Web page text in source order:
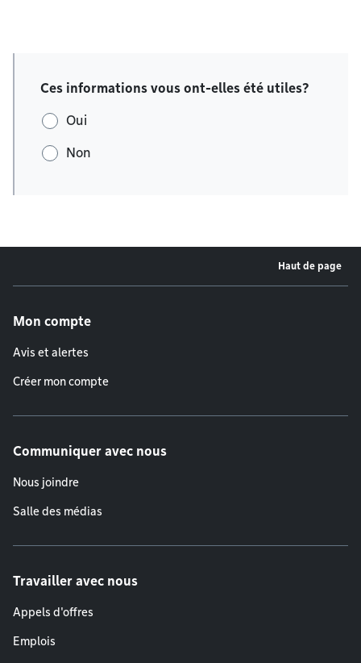
Ces informations vous ont-elles été utiles?
Oui
Non
Haut de page
Mon compte
Avis et alertes
Créer mon compte
Communiquer avec nous
Nous joindre
Salle des médias
Travailler avec nous
Appels d'offres
Emplois